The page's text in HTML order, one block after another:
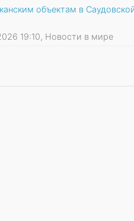
объектам в
19:10, Новости в мире